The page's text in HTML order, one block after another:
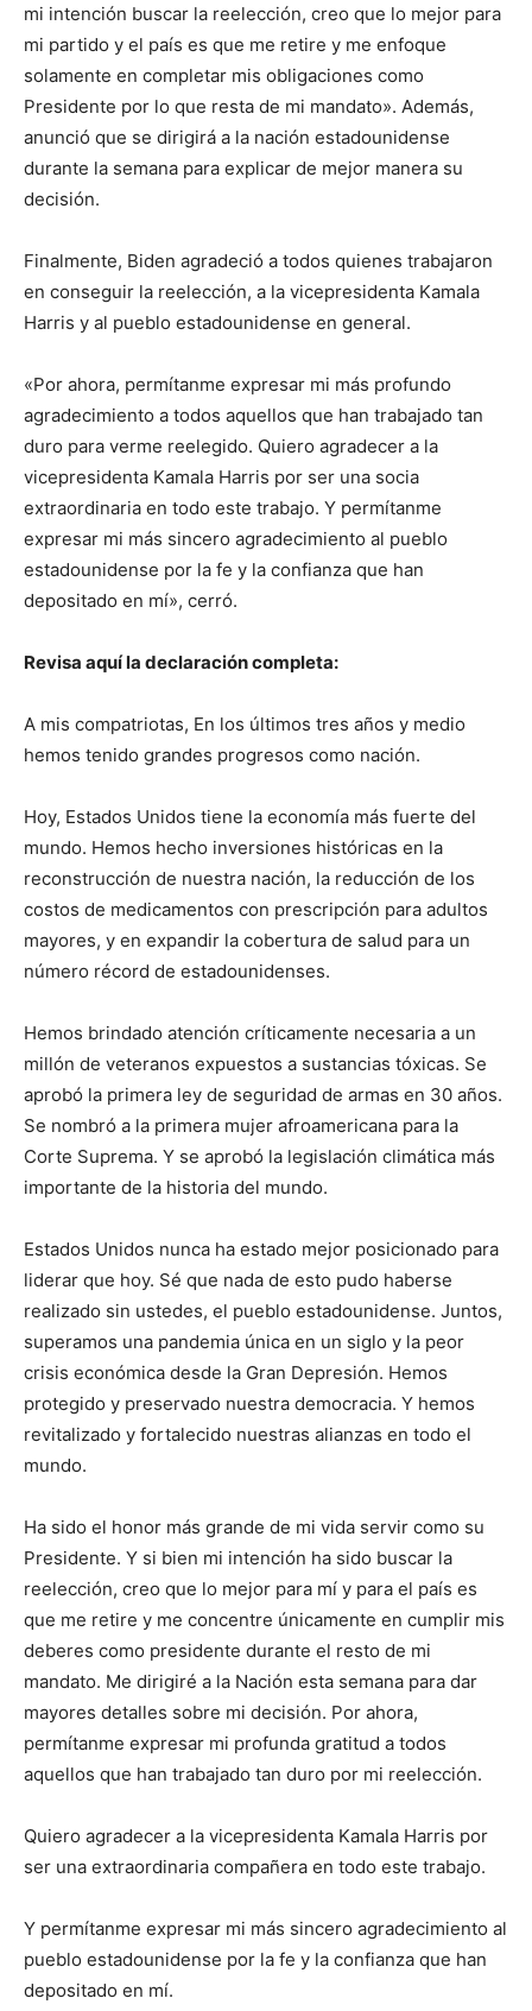
mi intención buscar la reelección, creo que lo mejor para
mi partido y el país es que me retire y me enfoque
solamente en completar mis obligaciones como
Presidente por lo que resta de mi mandato». Además,
anunció que se dirigirá a la nación estadounidense
durante la semana para explicar de mejor manera su
decisión.
Finalmente, Biden agradeció a todos quienes trabajaron
en conseguir la reelección, a la vicepresidenta Kamala
Harris y al pueblo estadounidense en general.
«Por ahora, permítanme expresar mi más profundo
agradecimiento a todos aquellos que han trabajado tan
duro para verme reelegido. Quiero agradecer a la
vicepresidenta Kamala Harris por ser una socia
extraordinaria en todo este trabajo. Y permítanme
expresar mi más sincero agradecimiento al pueblo
estadounidense por la fe y la confianza que han
depositado en mí», cerró.
Revisa aquí la declaración completa:
A mis compatriotas, En los últimos tres años y medio
hemos tenido grandes progresos como nación.
Hoy, Estados Unidos tiene la economía más fuerte del
mundo. Hemos hecho inversiones históricas en la
reconstrucción de nuestra nación, la reducción de los
costos de medicamentos con prescripción para adultos
mayores, y en expandir la cobertura de salud para un
número récord de estadounidenses.
Hemos brindado atención críticamente necesaria a un
millón de veteranos expuestos a sustancias tóxicas. Se
aprobó la primera ley de seguridad de armas en 30 años.
Se nombró a la primera mujer afroamericana para la
Corte Suprema. Y se aprobó la legislación climática más
importante de la historia del mundo.
Estados Unidos nunca ha estado mejor posicionado para
liderar que hoy. Sé que nada de esto pudo haberse
realizado sin ustedes, el pueblo estadounidense. Juntos,
superamos una pandemia única en un siglo y la peor
crisis económica desde la Gran Depresión. Hemos
protegido y preservado nuestra democracia. Y hemos
revitalizado y fortalecido nuestras alianzas en todo el
mundo.
Ha sido el honor más grande de mi vida servir como su
Presidente. Y si bien mi intención ha sido buscar la
reelección, creo que lo mejor para mí y para el país es
que me retire y me concentre únicamente en cumplir mis
deberes como presidente durante el resto de mi
mandato. Me dirigiré a la Nación esta semana para dar
mayores detalles sobre mi decisión. Por ahora,
permítanme expresar mi profunda gratitud a todos
aquellos que han trabajado tan duro por mi reelección.
Quiero agradecer a la vicepresidenta Kamala Harris por
ser una extraordinaria compañera en todo este trabajo.
Y permítanme expresar mi más sincero agradecimiento al
pueblo estadounidense por la fe y la confianza que han
depositado en mí.